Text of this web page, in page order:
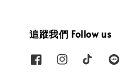
追蹤我們 Follow us